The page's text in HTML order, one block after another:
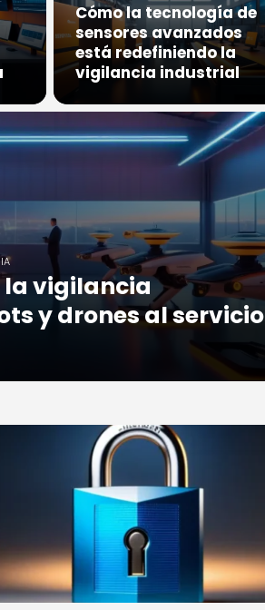
Cómo la tecnología de
sensores avanzados
está redefiniendo la
vigilancia industrial
la vigilancia
y drones al servicio